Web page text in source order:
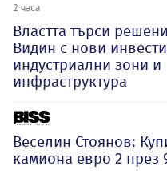
2 часа
Властта търси
Видин с нови
индустриални зони и
инфраструктура
Веселин Стоянов:
камиона евро 2 през